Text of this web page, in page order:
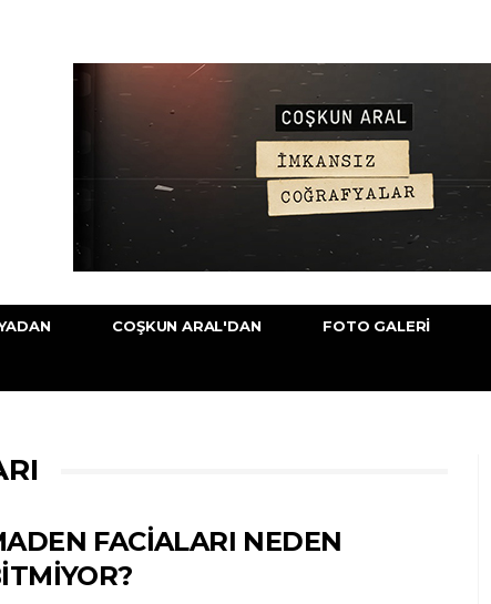
COŞKUN ARAL'DAN FOTO GALERI
FACİALARI NEDEN